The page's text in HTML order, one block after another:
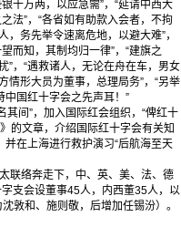
十万两，以应急需”，“延请中西大
法”，“各省如有助款入会者，不拘
务先举令速离危地，以避大难”，
而知，其制均归一律”，“建旗之
”，“遇救诸人，无论在舟在车，男女
情形大员为董事，总理局务”，“另举
中国红十字会之先声耳！”
间”，加入国际红会组织，“俾红十
的文章，介绍国际红十字会有关知
在上海进行救护演习“后航海至天
联络奔走下，中、英、美、法、德
支会设董事45人，内西董35人，以
敦和、施则敬，后增加任锡汾）。